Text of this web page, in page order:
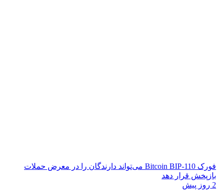
فورک Bitcoin BIP-110 می‌تواند دارندگان را در معرض حملات
بازپخش قرار دهد
2 روز پیش